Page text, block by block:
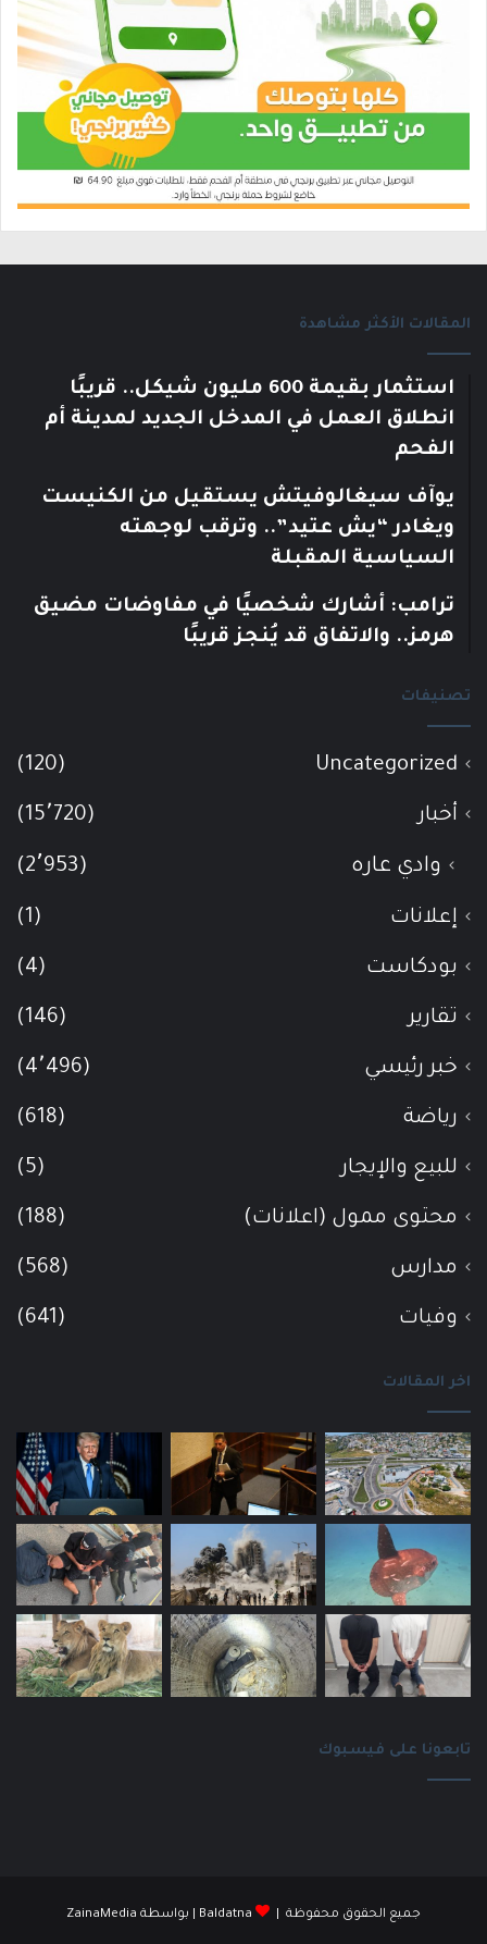
المقالات الأكثر مشاهدة
استثمار بقيمة 600 مليون شيكل.. قريبًا
انطلاق العمل في المدخل الجديد لمدينة أم
الفحم
يوآف سيغالوفيتش يستقيل من الكنيست
ويغادر “يش عتيد”.. وترقب لوجهته
السياسية المقبلة
ترامب: أشارك شخصيًا في مفاوضات مضيق
هرمز.. والاتفاق قد يُنجز قريبًا
تصنيفات
Uncategorized
(120)
أخبار (15٬720)
وادي عاره (2٬953)
إعلانات (1)
بودكاست (4)
تقارير (146)
خبر رئيسي (4٬496)
رياضة (618)
للبيع والإيجار (5)
محتوى ممول (اعلانات) (188)
مدارس (568)
وفيات (641)
اخر المقالات
تابعونا على فيسبوك
جميع الحقوق محفوظة | Baldatna | بواسطة ZainaMedia